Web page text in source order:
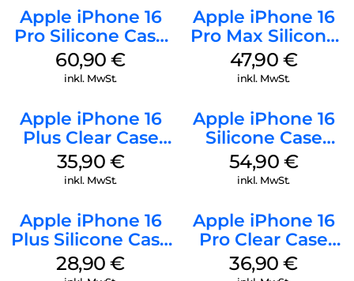
Apple iPhone 16
Pro Silicone Case
MagSafe Stone
Gray
60,90€
inkl. MwSt.
Apple iPhone 16
Pro Max Silicone
Case MagSafe
Black
47,90 €
inkl. MwSt.
Apple iPhone 16
Plus Clear Case
MagSafe
Transparent
35,90 €
inkl. MwSt.
Apple iPhone 16
Silicone Case
MagSafe Lake
Green
54,90 €
inkl. MwSt.
Apple iPhone 16
Plus Silicone Case
MagSafe Black
28,90€
Apple iPhone 16
Pro Clear Case
MagSafe
36,90€